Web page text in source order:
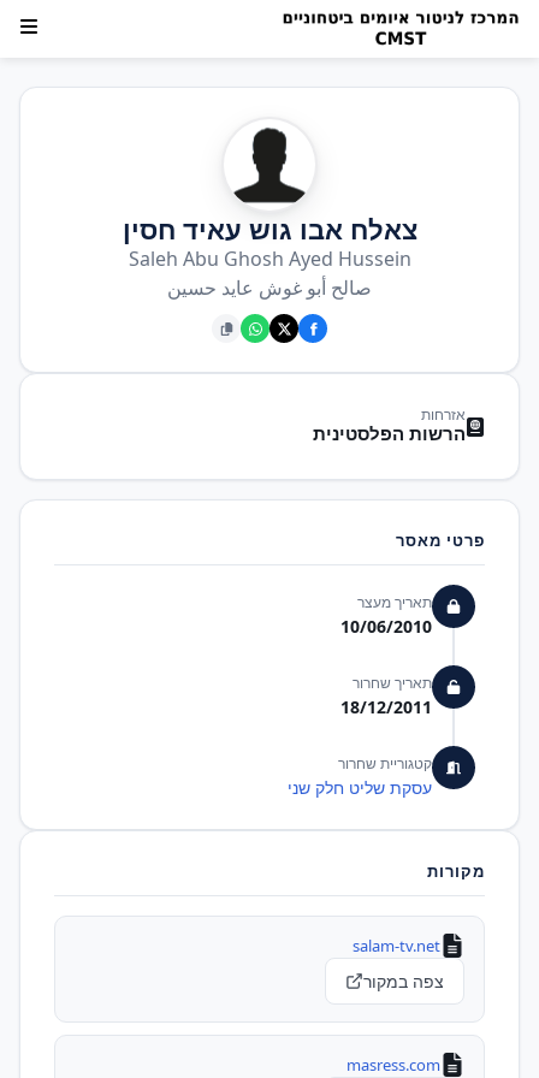
צאלח אבו גוש עאיד חסין
Saleh Abu Ghosh Ayed Hussein
صالح أبو غوش عايد حسين
אזרחות
הרשות הפלסטינית
פרטי מאסר
תאריך מעצר
10/06/2010
תאריך שחרור
18/12/2011
קטגוריית שחרור
עסקת שליט חלק שני
מקורות
salam-tv.net
צפה במקור
masress.com